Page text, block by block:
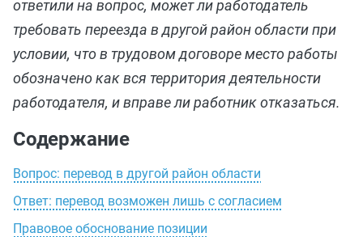
ответили на вопрос, может ли работодатель
требовать переезда в другой район области при
условии, что в трудовом договоре место работы
обозначено как вся территория деятельности
работодателя, и вправе ли работник отказаться.
Содержание
Вопрос: перевод в другой район области
Ответ: перевод возможен лишь с согласием
Правовое обоснование позиции